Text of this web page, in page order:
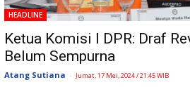
HEADLINE
Ketua Komisi I DPR: Draf
Belum Sempurna
Atang Sutiana - Jumat, 17 Mei, 2024 / 21:45 WIB